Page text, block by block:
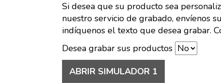
Si desea que su producto sea
nuestro servicio de grabado, envíenos
indíquenos el texto que desea grabar.
Desea grabar sus productos
ABRIR SIMULADOR 1